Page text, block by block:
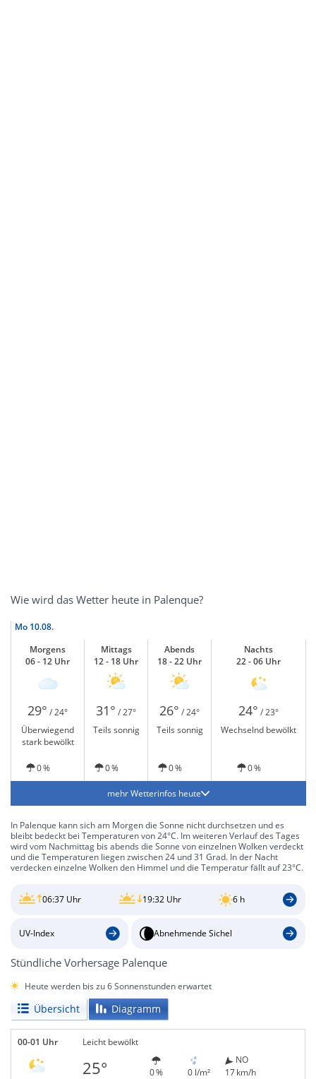
Wie wird das Wetter heute in Palenque?
Mo 10.08.
Morgens
06 - 12 Uhr
Mittags
12 - 18 Uhr
Abends
18 - 22 Uhr
Nachts
22 - 06 Uhr
29° / 24° 31° / 27° 26° / 24° 24° / 23°
Überwiegend
stark bewölkt
Teils sonnig Teils sonnig Wechselnd bewölkt
0 % 0 % 0 % 0 %
mehr Wetterinfos heute
In Palenque kann sich am Morgen die Sonne nicht durchsetzen und es
bleibt bedeckt bei Temperaturen von 24°C. Im weiteren Verlauf des Tages
wird vom Nachmittag bis abends die Sonne von einzelnen Wolken verdeckt
und die Temperaturen liegen zwischen 24 und 31 Grad. In der Nacht
verdecken einzelne Wolken den Himmel und die Temperatur fällt auf 23°C.
06:37 Uhr 19:32 Uhr 6 h
UV-Index Abnehmende Sichel
Stündliche Vorhersage Palenque
Heute werden bis zu 6 Sonnenstunden erwartet
Übersicht Diagramm
00-01 Uhr Leicht bewölkt
25° 0 % 0 l/m²
NO
17 km/h